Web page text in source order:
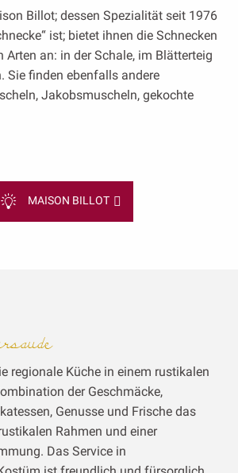
Billot; dessen Spezialität seit 1976
ist; bietet ihnen die Schnecken
Arten an: in der Schale, im Blätterteig
Sie finden ebenfalls andere
Jakobsmuscheln, gekochte
MAISON BILLOT
regionale Küche in einem rustikalen
der Geschmäcke,
Genusse und Frische das
Rahmen und einer
Das Service in